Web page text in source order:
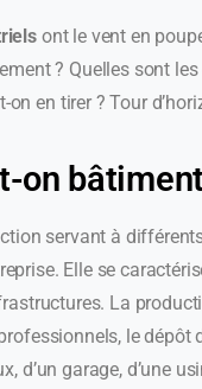
ont le vent en
? Quelles sont
on en tirer ? Tour
on
servant à
Elle se
La
le dépôt
d’un garage,